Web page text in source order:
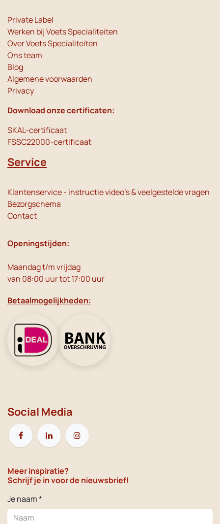
Private Label
Werken bij Voets Specialiteiten
Over Voets Specialiteiten
Ons team
Blog
Algemene voorwaarden
Privacy
Download onze certificaten:
SKAL-certificaat
FSSC22000-certificaat
Service
Klantenservice - instructie video's & veelgestelde vragen
Bezorgschema
Contact
Openingstijden:
Maandag t/m vrijdag
van 08:00 uur tot 17:00 uur
Betaalmogelijkheden:
Social Media
Meer inspiratie?
Schrijf je in voor de nieuwsbrief!
Je naam *